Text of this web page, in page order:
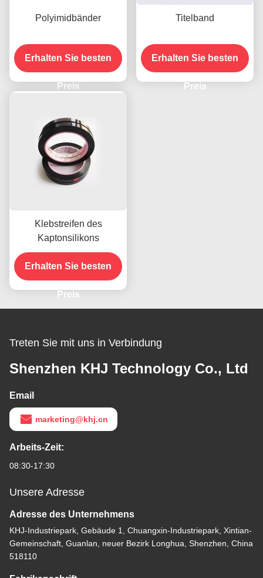
Polyimidbänder
Erhalten Sie besten
Preis
Titelband
Erhalten Sie besten
Preis
Klebstreifen des
Kaptonsilikons
Erhalten Sie besten
Preis
Treten Sie mit uns in Verbindung
Shenzhen KHJ Technology Co., Ltd
Email
marketing@khj.cn
Arbeits-Zeit:
08:30-17:30
Unsere Adresse
Adresse des Unternehmens
KHJ-Industriepark, Gebäude 1, Chuangxin-Industriepark, Xintian-
Gemeinschaft, Guanlan, neuer Bezirk Longhua, Shenzhen, China
518110